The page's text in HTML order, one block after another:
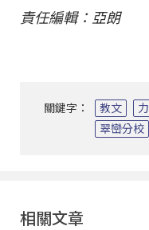
責任編輯：亞朗
關鍵字： 教文
翠巒分校
相關文章